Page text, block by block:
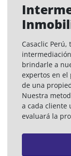
Casaclic
brindarle a
expertos en el
de una
Nuestra
a cada cliente
evaluará la